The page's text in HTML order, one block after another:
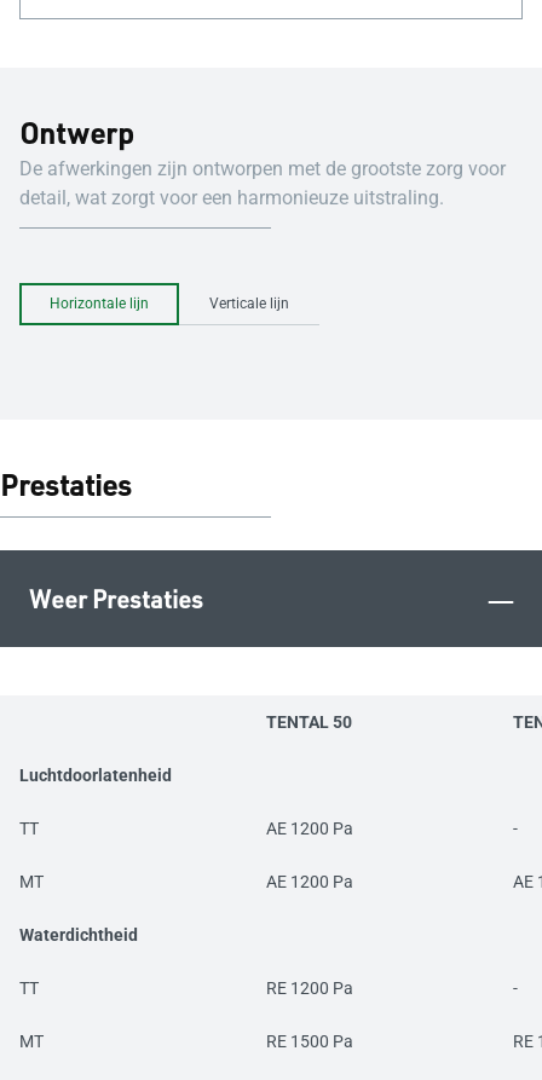
Ontwerp
De afwerkingen zijn ontworpen met de grootste zorg voor
detail, wat zorgt voor een harmonieuze uitstraling.
Horizontale lijn Verticale lijn
Prestaties
Weer Prestaties –
TENTAL 50
Luchtdoorlatenheid
TT AE 1200 Pa -
MT AE 1200 Pa AE
Waterdichtheid
TT RE 1200 Pa -
MT RE 1500 Pa RE